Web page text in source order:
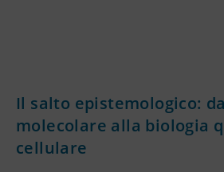
Il salto epistemologico:
molecolare alla biologia
cellulare